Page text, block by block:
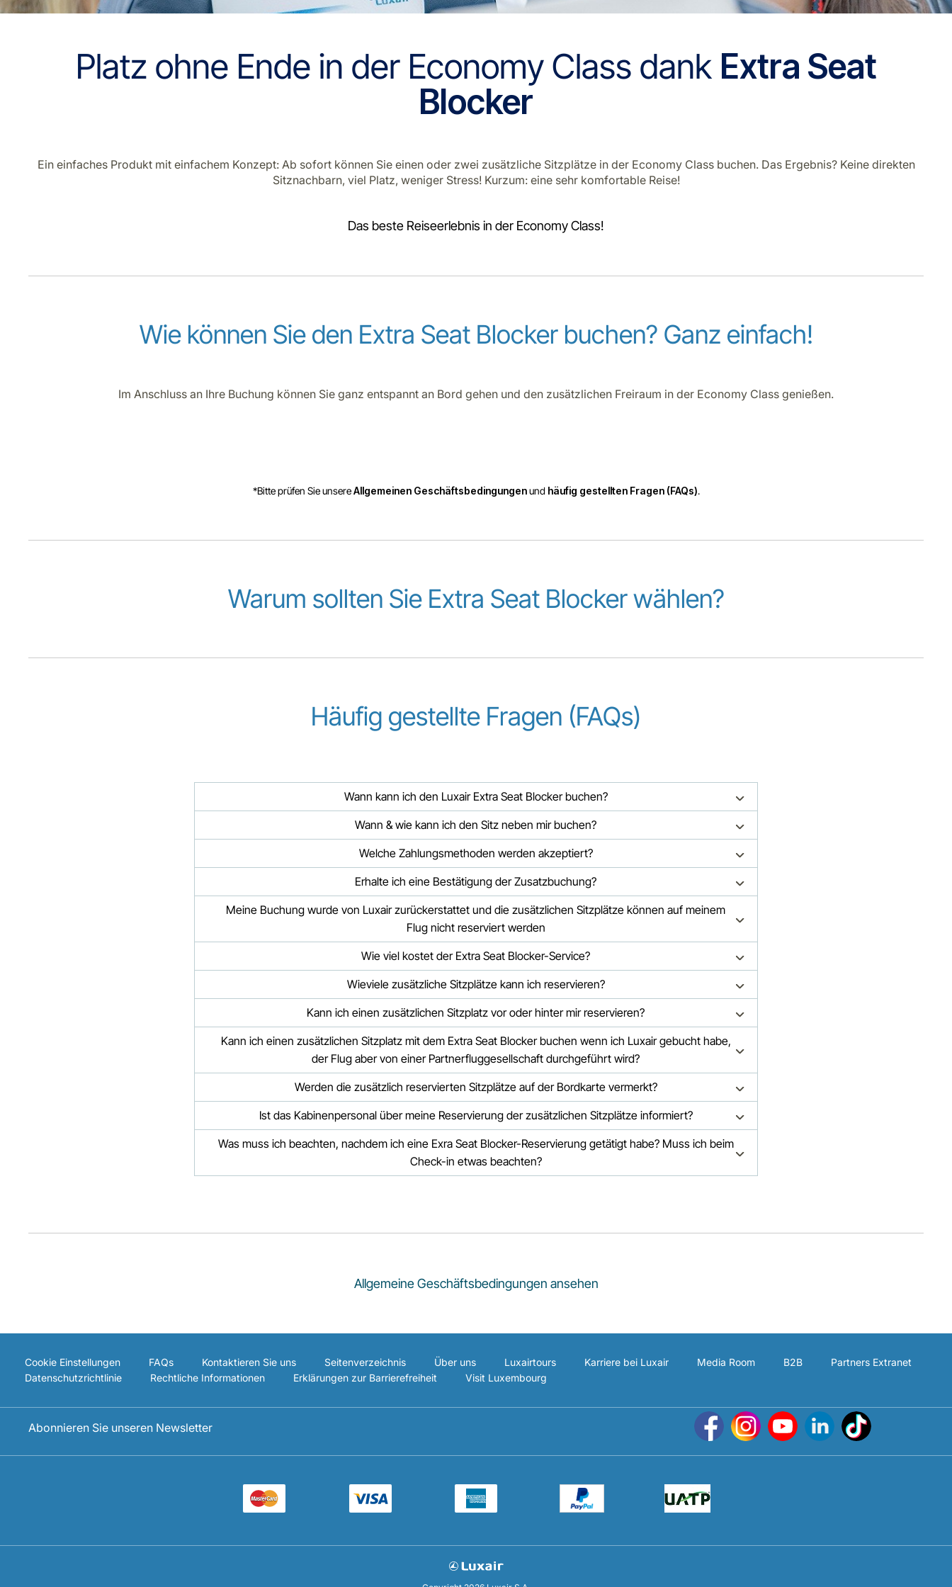
Platz ohne Ende in der Economy Class dank Extra Seat
Blocker
Ein einfaches Produkt mit einfachem Konzept: Ab sofort können Sie einen oder zwei zusätzliche Sitzplätze in der Economy Class buchen. Das Ergebnis? Keine direkten
Sitznachbarn, viel Platz, weniger Stress! Kurzum: eine sehr komfortable Reise!
Das beste Reiseerlebnis in der Economy Class!
Wie können Sie den Extra Seat Blocker buchen? Ganz einfach!
Im Anschluss an Ihre Buchung können Sie ganz entspannt an Bord gehen und den zusätzlichen Freiraum in der Economy Class genießen.
*Bitte prüfen Sie unsereAllgemeinen Geschäftsbedingungenund häufig gestellten Fragen (FAQs).
Warum sollten Sie Extra Seat Blocker wählen?
Häufig gestellte Fragen (FAQs)
Wann kann ich den Luxair Extra Seat Blocker buchen?
Wann & wie kann ich den Sitz neben mir buchen?
Welche Zahlungsmethoden werden akzeptiert?
Erhalte ich eine Bestätigung der Zusatzbuchung?
Meine Buchung wurde von Luxair zurückerstattet und die zusätzlichen Sitzplätze können auf meinem
Flug nicht reserviert werden
Wie viel kostet der Extra Seat Blocker-Service?
Wieviele zusätzliche Sitzplätze kann ich reservieren?
Kann ich einen zusätzlichen Sitzplatz vor oder hinter mir reservieren?
Kann ich einen zusätzlichen Sitzplatz mit dem Extra Seat Blocker buchen wenn ich Luxair gebucht habe,
der Flug aber von einer Partnerfluggesellschaft durchgeführt wird?
Werden die zusätzlich reservierten Sitzplätze auf der Bordkarte vermerkt?
Ist das Kabinenpersonal über meine Reservierung der zusätzlichen Sitzplätze informiert?
Was muss ich beachten, nachdem ich eine Exra Seat Blocker-Reservierung getätigt habe? Muss ich beim
Check-in etwas beachten?
Allgemeine Geschäftsbedingungen ansehen
Cookie Einstellungen FAQs Kontaktieren Sie uns Seitenverzeichnis Über uns Luxairtours Karriere bei Luxair Media Room B2B
Partners Extranet
Datenschutzrichtlinie
Rechtliche Informationen Erklärungen zur Barrierefreiheit Visit Luxembourg
Abonnieren Sie unseren Newsletter